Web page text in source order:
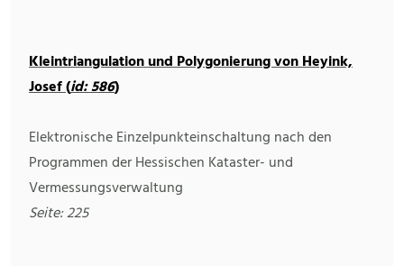
Kleintriangulation und Polygonierung von Heyink,
Josef (id: 586)
Elektronische Einzelpunkteinschaltung nach den
Programmen der Hessischen Kataster- und
Vermessungsverwaltung
Seite: 225